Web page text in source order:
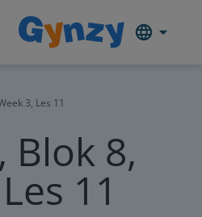
3, Les 11
Blok 8,
11